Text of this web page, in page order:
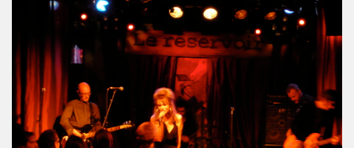
» de MINISTERE A.M.E.R (Stomy Bugsy et Passi)
DRONES (album "THE TANGIBLE EFFECT OF LOVE")
dans le Sud de de la France, dans les Vosges (juin et
(2014) de BRIAN SETZER : chronique